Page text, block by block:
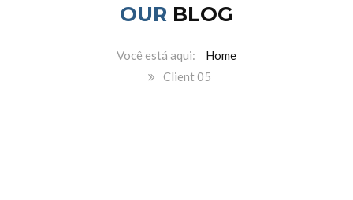
OUR BLOG
Home
Client 05